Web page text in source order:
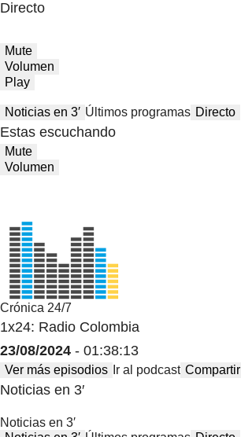
Directo
Mute
Volumen
Play
Noticias en 3′ Últimos programas Directo
Estas escuchando
Mute
Volumen
Crónica 24/7
1x24: Radio Colombia
23/08/2024 - 01:38:13
Ver más episodios Ir al podcast Compartir
Noticias en 3′
Noticias en 3′